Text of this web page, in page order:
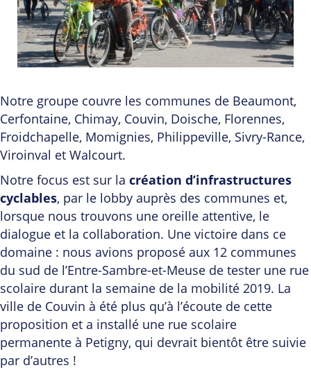
Notre groupe couvre les communes de Beaumont,
Cerfontaine, Chimay, Couvin, Doische, Florennes,
Froidchapelle, Momignies, Philippeville, Sivry-Rance,
Viroinval et Walcourt.
Notre focus est sur la création d’infrastructures
cyclables, par le lobby auprès des communes et,
lorsque nous trouvons une oreille attentive, le
dialogue et la collaboration. Une victoire dans ce
domaine : nous avions proposé aux 12 communes
du sud de l’Entre-Sambre-et-Meuse de tester une rue
scolaire durant la semaine de la mobilité 2019. La
ville de Couvin à été plus qu’à l’écoute de cette
proposition et a installé une rue scolaire
permanente à Petigny, qui devrait bientôt être suivie
par d’autres !